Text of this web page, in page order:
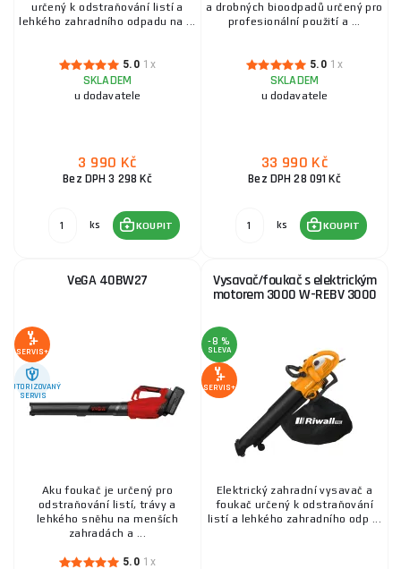
určený k odstraňování listí a
lehkého zahradního odpadu na ...
5.0 1x
SKLADEM
u dodavatele
3 990 Kč
Bez DPH 3 298 Kč
ks KOUPIT
a drobných bioodpadů určený pro
profesionální použití a ...
5.0 1x
SKLADEM
u dodavatele
33 990 Kč
Bez DPH 28 091 Kč
ks KOUPIT
VeGA 40BW27
SERVIS+
AUTORIZOVANÝ
SERVIS
Aku foukač je určený pro
odstraňování listí, trávy a
lehkého sněhu na menších
zahradách a ...
5.0 1x
Vysavač/foukač s elektrickým
motorem 3000 W-REBV 3000
-8 %
SLEVA
SERVIS+
Elektrický zahradní vysavač a
foukač určený k odstraňování
listí a lehkého zahradního odp ...